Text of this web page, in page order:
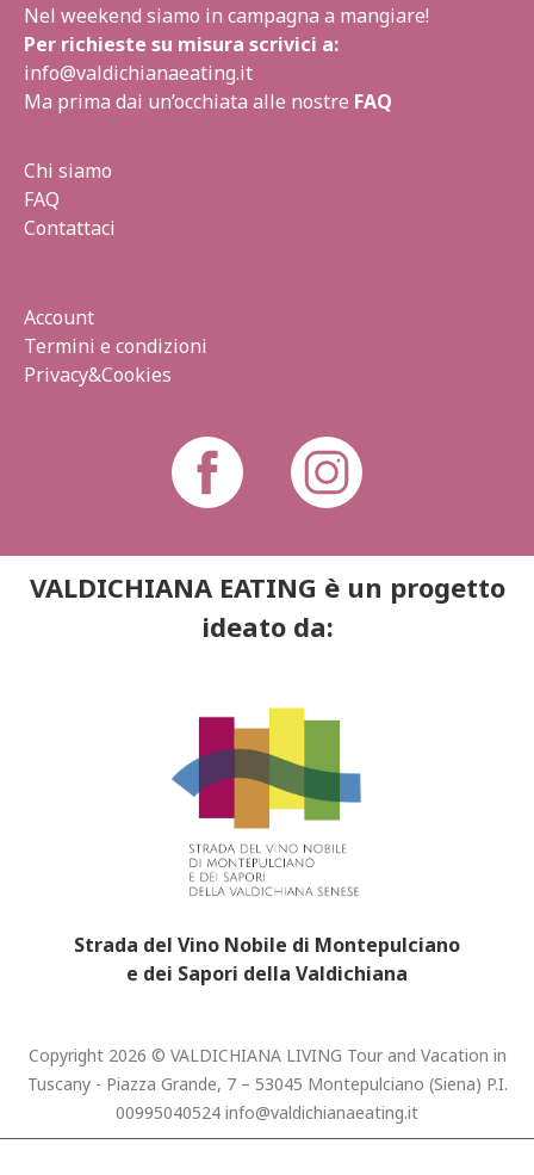
Nel weekend siamo in campagna a mangiare!
Per richieste su misura scrivici a:
info@valdichianaeating.it
Ma prima dai un’occhiata alle nostre FAQ
Chi siamo
FAQ
Contattaci
Account
Termini e condizioni
Privacy&Cookies
VALDICHIANA EATING è un progetto
ideato da:
Strada del Vino Nobile di Montepulciano
e dei Sapori della Valdichiana
Copyright 2026 © VALDICHIANA LIVING Tour and Vacation in
Tuscany - Piazza Grande, 7 – 53045 Montepulciano (Siena) P.I.
00995040524 info@valdichianaeating.it